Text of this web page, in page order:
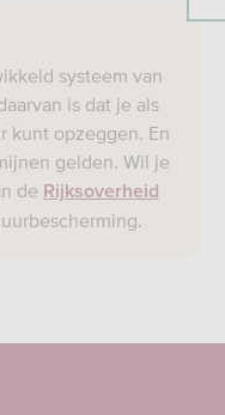
systeem van
is dat je als
kunt opzeggen. En
gelden. Wil je
de Rijksoverheid